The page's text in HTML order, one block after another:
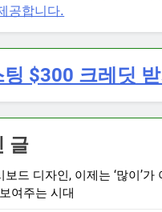
공합니다.
$300 크레딧 받
글
보드 디자인, 이제는 ‘많이’가
여주는 시대